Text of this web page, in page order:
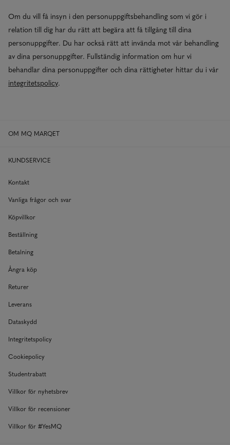
Om du vill få insyn i den personuppgiftsbehandling som vi gör i
relation till dig har du rätt att begära att få tillgång till dina
personuppgifter. Du har också rätt att invända mot vår behandling
av dina personuppgifter. Fullständig information om hur vi
behandlar dina personuppgifter och dina rättigheter hittar du i vår
integritetspolicy.
OM MQ MARQET
KUNDSERVICE
Kontakt
Vanliga frågor och svar
Köpvillkor
Beställning
Betalning
Ångra köp
Returer
Leverans
Dataskydd
Integritetspolicy
Cookiepolicy
Studentrabatt
Villkor för nyhetsbrev
Villkor för recensioner
Villkor för #YesMQ